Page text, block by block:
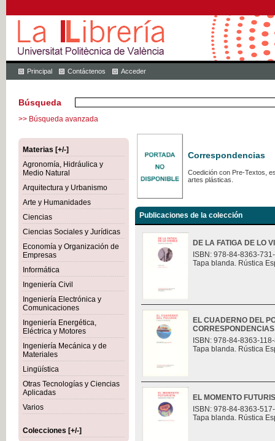
Principal Contáctenos Acceder
Búsqueda
>> Búsqueda avanzada
Materias [+/-]
Agronomía, Hidráulica y
Medio Natural
Arquitectura y Urbanismo
Arte y Humanidades
Ciencias
Ciencias Sociales y Jurídicas
Economía y Organización de
Empresas
Informática
Ingeniería Civil
Ingeniería Electrónica y
Comunicaciones
Ingeniería Energética,
Eléctrica y Motores
Ingeniería Mecánica y de
Materiales
Lingüística
Otras Tecnologías y Ciencias
Aplicadas
Varios
Colecciones [+/-]
Correspondencias
Coedición con Pre-Textos,
artes plásticas.
Publicaciones de la colección
DE LA FATIGA DE LO
ISBN: 978-84-8363-
Tapa blanda. Rústica
EL CUADERNO DEL
ISBN: 978-84-8363-
Tapa blanda. Rústica
EL MOMENTO
ISBN: 978-84-8363-
Tapa blanda. Rústica